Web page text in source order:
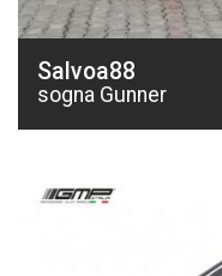
Salvoa88
sogna Gunner